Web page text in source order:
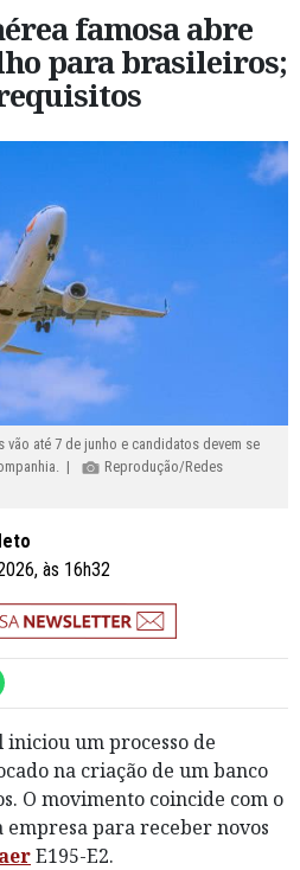
famosa abre
para brasileiros;
até 7 de junho e candidatos devem se
|
Reprodução/Redes
às 16h32
um processo de
na criação de um banco
O movimento coincide com o
para receber novos
E195-E2.